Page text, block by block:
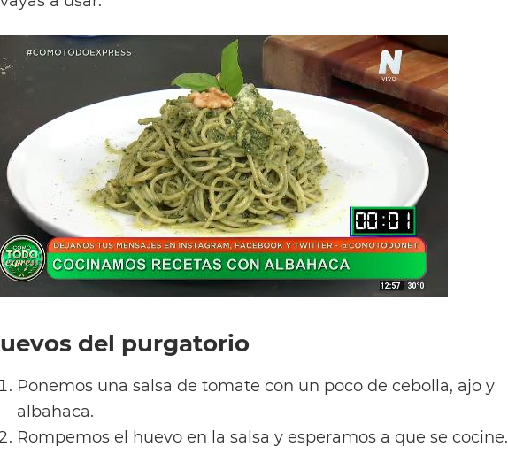
del purgatorio
Ponemos una salsa de tomate con un poco de cebolla, ajo y
albahaca.
Rompemos el huevo en la salsa y esperamos a que se cocine.